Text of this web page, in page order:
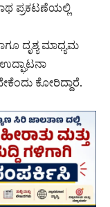
ಪ್ರಕಟಣೆಯಲ್ಲಿ
ದೃಶ್ಯ ಮಾಧ್ಯಮ
ಕೋರಿದ್ದಾರೆ.